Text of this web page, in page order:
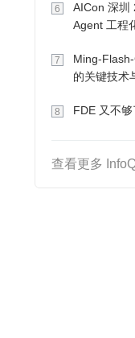
6
AICon 深圳
Agent 工程
7
Ming-
的关键技术
8 FDE 又不够
查看更多